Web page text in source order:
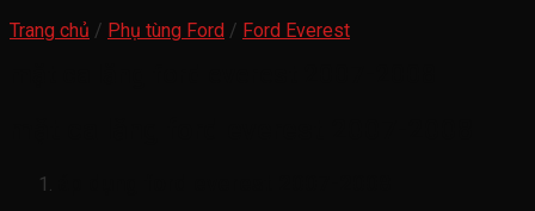
Trang chủ / Phụ tùng Ford / Ford Everest